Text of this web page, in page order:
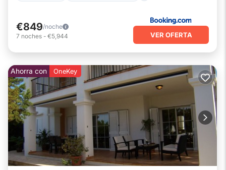
€849/noche
7 noches - €5,944 VER OFERTA
Ahorra con OneKey